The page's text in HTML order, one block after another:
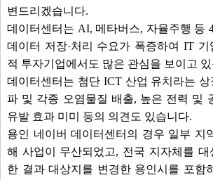
변드리겠습니다.
데이터센터는 AI, 메타버스, 자율주행 등
데이터 저장·처리 수요가 폭증하여 IT
적 투자기업에서도 많은 관심을 보이고
데이터센터는 첨단 ICT 산업 유치라는
파 및 각종 오염물질 배출, 높은 전력 및
유발 효과 미미 등의 의견도 있습니다.
용인 네이버 데이터센터의 경우 일부 지
해 사업이 무산되었고, 전국 지자체를 대
한 결과 대상지를 변경한 용인시를 포함